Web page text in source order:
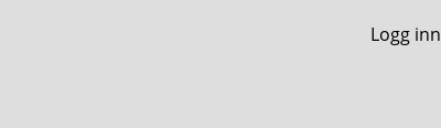
Logg inn